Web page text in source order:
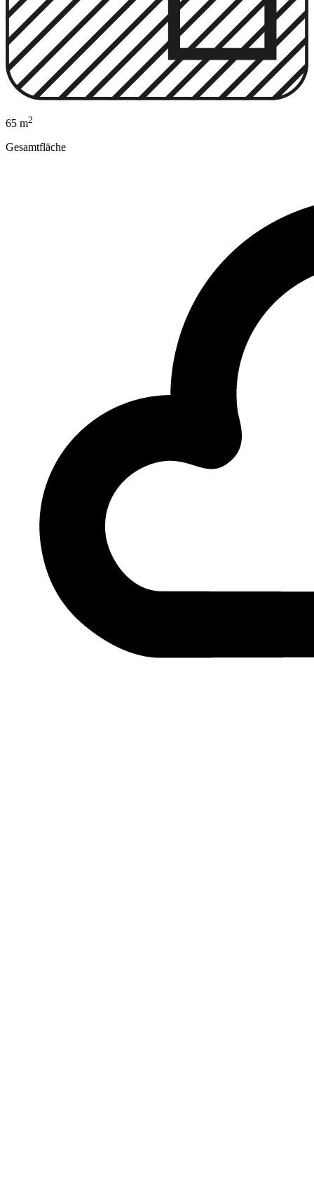
65 m2
Gesamtfläche